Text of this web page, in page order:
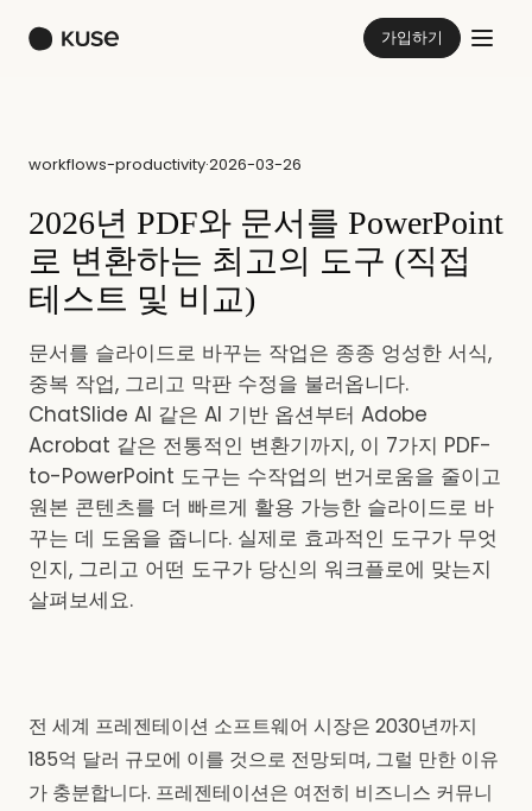
가입하기
workflows-productivity·2026-03-26
2026년 PDF와 문서를 PowerPoint
로 변환하는 최고의 도구 (직접
테스트 및 비교)
문서를 슬라이드로 바꾸는 작업은 종종 엉성한 서식,
중복 작업, 그리고 막판 수정을 불러옵니다.
ChatSlide AI 같은 AI 기반 옵션부터 Adobe
Acrobat 같은 전통적인 변환기까지, 이 7가지 PDF-
to-PowerPoint 도구는 수작업의 번거로움을 줄이고
원본 콘텐츠를 더 빠르게 활용 가능한 슬라이드로 바
꾸는 데 도움을 줍니다. 실제로 효과적인 도구가 무엇
인지, 그리고 어떤 도구가 당신의 워크플로에 맞는지
살펴보세요.
전 세계 프레젠테이션 소프트웨어 시장은 2030년까지
185억 달러 규모에 이를 것으로 전망되며, 그럴 만한 이유
가 충분합니다. 프레젠테이션은 여전히 비즈니스 커뮤니